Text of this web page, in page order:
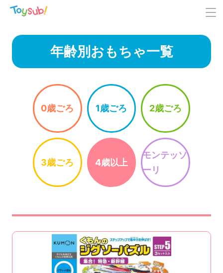
年齢別おもちゃ一覧
0歳ごろ 1歳ごろ 2歳ごろ
3歳ごろ 4歳以上
モンテッソ
ーリ